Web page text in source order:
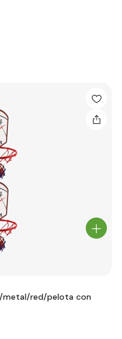
metal/red/pelota con